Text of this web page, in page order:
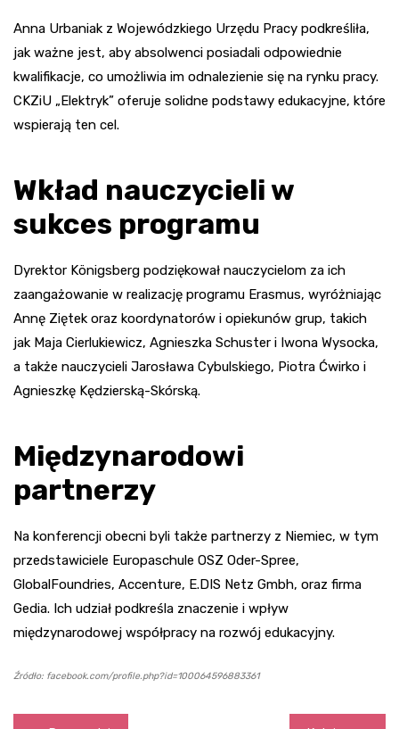
Anna Urbaniak z Wojewódzkiego Urzędu Pracy podkreśliła,
jak ważne jest, aby absolwenci posiadali odpowiednie
kwalifikacje, co umożliwia im odnalezienie się na rynku pracy.
CKZiU „Elektryk” oferuje solidne podstawy edukacyjne, które
wspierają ten cel.
Wkład nauczycieli w
sukces programu
Dyrektor Königsberg podziękował nauczycielom za ich
zaangażowanie w realizację programu Erasmus, wyróżniając
Annę Ziętek oraz koordynatorów i opiekunów grup, takich
jak Maja Cierlukiewicz, Agnieszka Schuster i Iwona Wysocka,
a także nauczycieli Jarosława Cybulskiego, Piotra Ćwirko i
Agnieszkę Kędzierską-Skórską.
Międzynarodowi
partnerzy
Na konferencji obecni byli także partnerzy z Niemiec, w tym
przedstawiciele Europaschule OSZ Oder-Spree,
GlobalFoundries, Accenture, E.DIS Netz Gmbh, oraz firma
Gedia. Ich udział podkreśla znaczenie i wpływ
międzynarodowej współpracy na rozwój edukacyjny.
Źródło: facebook.com/profile.php?id=100064596883361